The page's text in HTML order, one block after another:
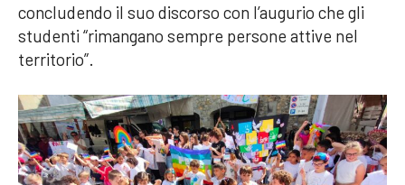
concludendo il suo discorso con l’augurio che gli
studenti “rimangano sempre persone attive nel
territorio”.